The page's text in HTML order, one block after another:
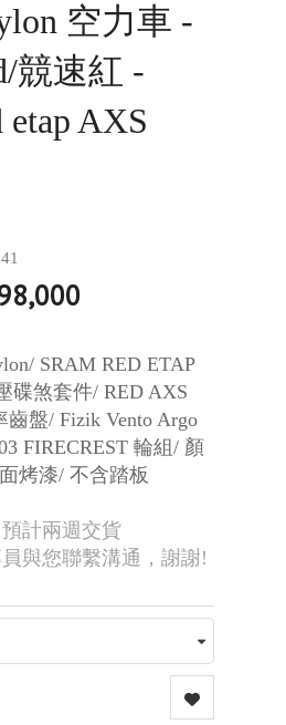
空力車 -
競速紅 -
etap AXS
SRAM RED ETAP
碟煞套件/ RED AXS
盤/ Fizik Vento Argo
FIRECREST 輪組/ 顏
烤漆/ 不含踏板
計兩週交貨
與您聯繫溝通，謝謝!